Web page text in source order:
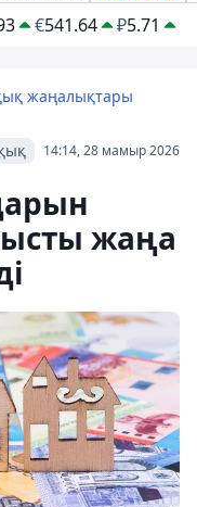
€541.64 ₽5.71
жаңалықтары
14:14, 28 мамыр 2026
жаңа